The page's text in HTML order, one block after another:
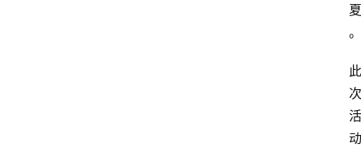
夏
。
此
次
活
动